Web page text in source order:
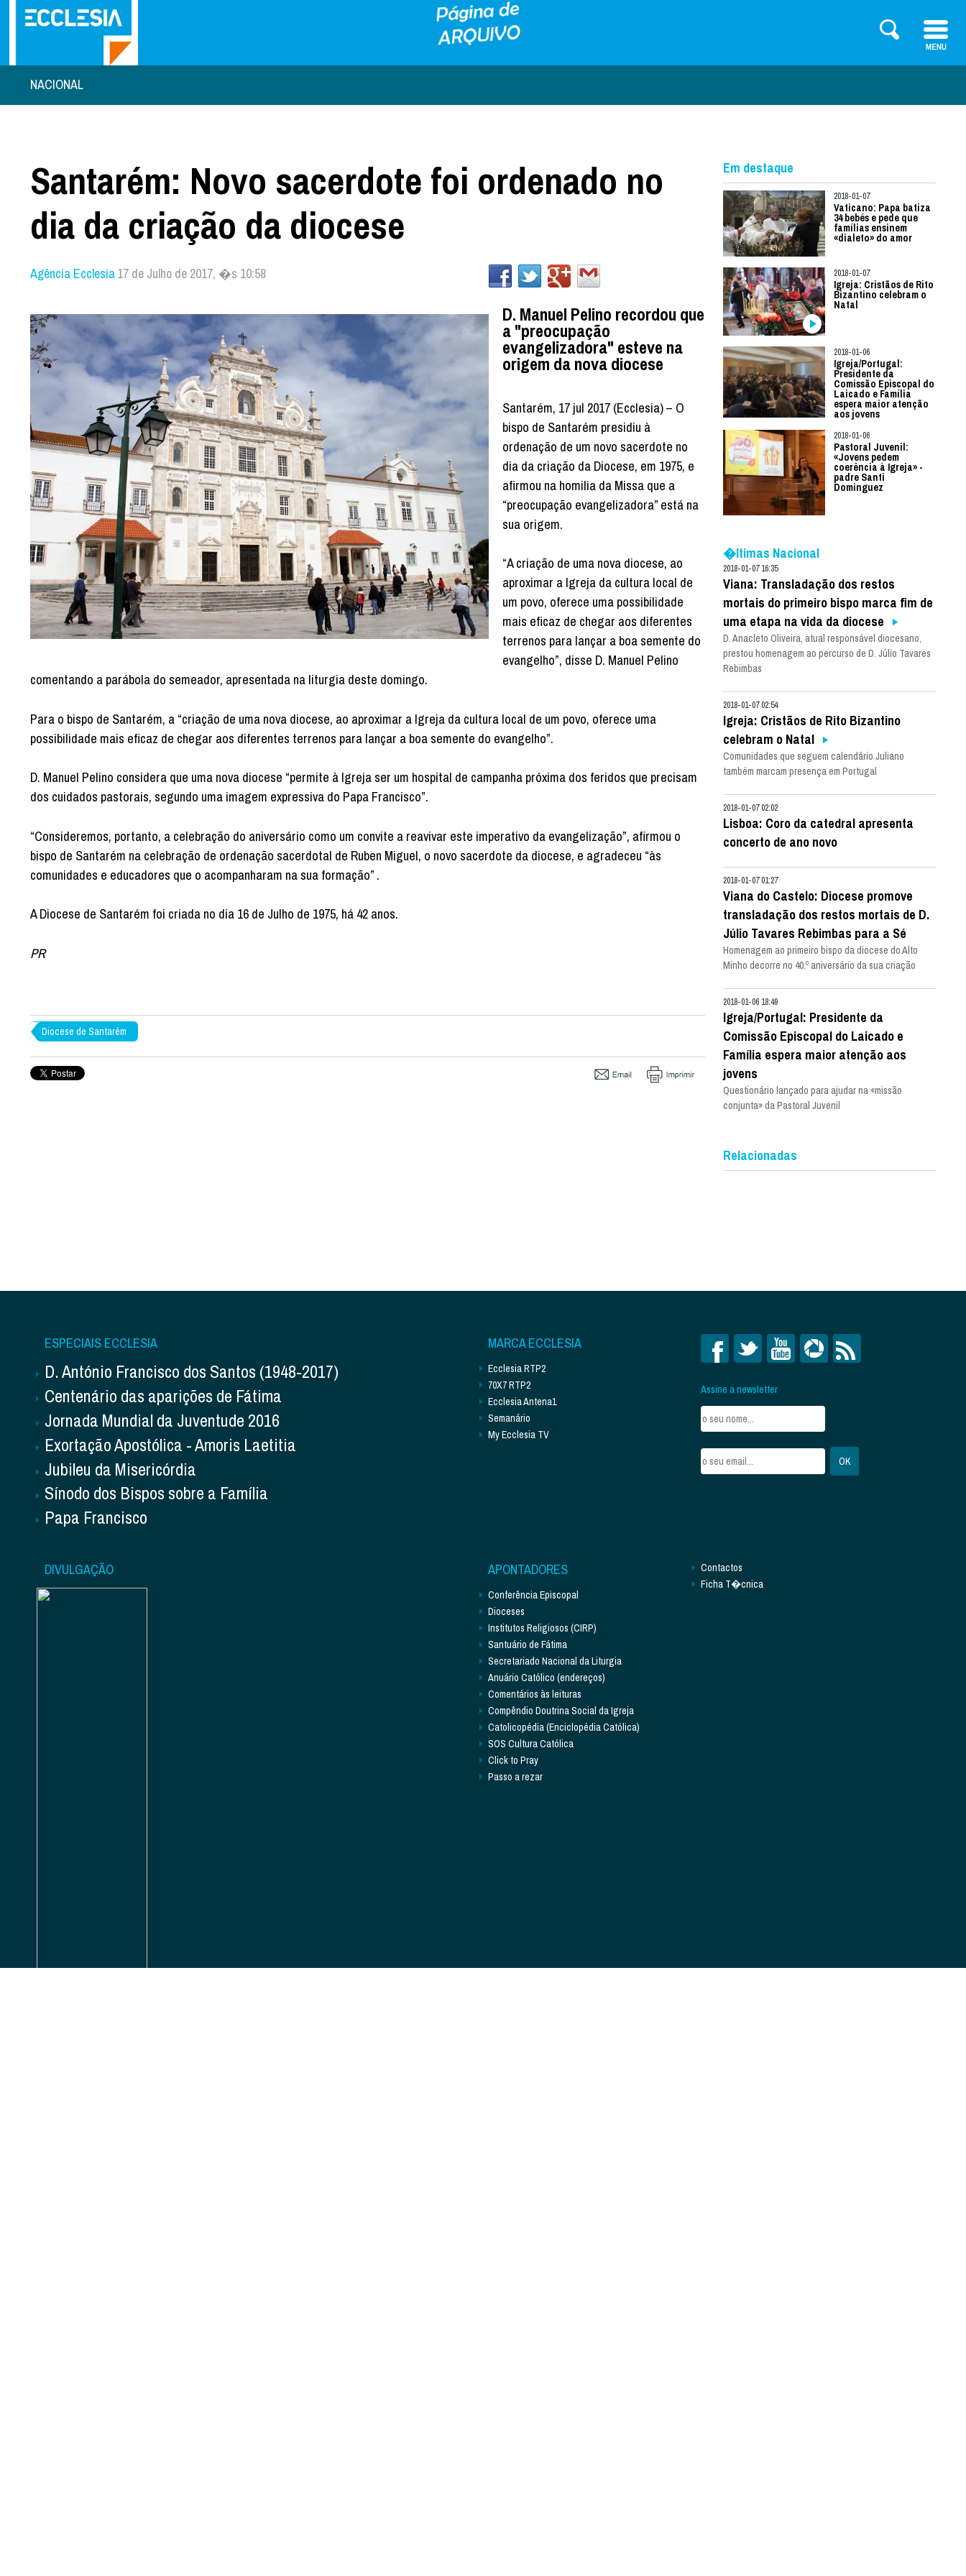
NACIONAL
Santarém: Novo sacerdote foi ordenado no
dia da criação da diocese
Agência Ecclesia17 de Julho de 2017, �s 10:58
D. Manuel Pelino recordou que
a "preocupação
evangelizadora" esteve na
origem da nova diocese
Santarém, 17 jul 2017 (Ecclesia) – O
bispo de Santarém presidiu à
ordenação de um novo sacerdote no
dia da criação da Diocese, em 1975, e
afirmou na homilia da Missa que a
“preocupação evangelizadora” está na
sua origem.
“A criação de uma nova diocese, ao
aproximar a Igreja da cultura local de
um povo, oferece uma possibilidade
mais eficaz de chegar aos diferentes
terrenos para lançar a boa semente do
evangelho”, disse D. Manuel Pelino
comentando a parábola do semeador, apresentada na liturgia deste domingo.
Para o bispo de Santarém, a “criação de uma nova diocese, ao aproximar a Igreja da cultura local de um povo, oferece uma
possibilidade mais eficaz de chegar aos diferentes terrenos para lançar a boa semente do evangelho”.
D. Manuel Pelino considera que uma nova diocese “permite à Igreja ser um hospital de campanha próxima dos feridos que precisam
dos cuidados pastorais, segundo uma imagem expressiva do Papa Francisco”.
“Consideremos, portanto, a celebração do aniversário como um convite a reavivar este imperativo da evangelização”, afirmou o
bispo de Santarém na celebração de ordenação sacerdotal de Ruben Miguel, o novo sacerdote da diocese, e agradeceu “às
comunidades e educadores que o acompanharam na sua formação” .
A Diocese de Santarém foi criada no dia 16 de Julho de 1975, há 42 anos.
PR
Diocese de Santarém
Em destaque
2018-01-07
Vaticano: Papa batiza
34 bebés e pede que
famílias ensinem
«dialeto» do amor
2018-01-07
Igreja: Cristãos de Rito
Bizantino celebram o
Natal
2018-01-06
Igreja/Portugal:
Presidente da
Comissão Episcopal do
Laicado e Família
espera maior atenção
aos jovens
2018-01-06
Pastoral Juvenil:
«Jovens pedem
coerência à Igreja» -
padre Santi
Dominguez
�ltimas Nacional
2018-01-07 16:35
Viana: Transladação dos restos
mortais do primeiro bispo marca fim de
uma etapa na vida da diocese
D. Anacleto Oliveira, atual responsável diocesano,
prestou homenagem ao percurso de D. Júlio Tavares
Rebimbas
2018-01-07 02:54
Igreja: Cristãos de Rito Bizantino
celebram o Natal
Comunidades que seguem calendário Juliano
também marcam presença em Portugal
2018-01-07 02:02
Lisboa: Coro da catedral apresenta
concerto de ano novo
2018-01-07 01:27
Viana do Castelo: Diocese promove
transladação dos restos mortais de D.
Júlio Tavares Rebimbas para a Sé
Homenagem ao primeiro bispo da diocese do Alto
Minho decorre no 40.º aniversário da sua criação
2018-01-06 18:49
Igreja/Portugal: Presidente da
Comissão Episcopal do Laicado e
Família espera maior atenção aos
jovens
Questionário lançado para ajudar na «missão
conjunta» da Pastoral Juvenil
Relacionadas
ESPECIAIS ECCLESIA
D. António Francisco dos Santos (1948-2017)
Centenário das aparições de Fátima
Jornada Mundial da Juventude 2016
Exortação Apostólica - Amoris Laetitia
Jubileu da Misericórdia
Sínodo dos Bispos sobre a Família
Papa Francisco
MARCA ECCLESIA
Ecclesia RTP2
70X7 RTP2
Ecclesia Antena1
Semanário
My Ecclesia TV
Assine a newsletter
DIVULGAÇÃO APONTADORES
Conferência Episcopal
Dioceses
Institutos Religiosos (CIRP)
Santuário de Fátima
Secretariado Nacional da Liturgia
Anuário Católico (endereços)
Comentários às leituras
Compêndio Doutrina Social da Igreja
Catolicopédia (Enciclopédia Católica)
SOS Cultura Católica
Click to Pray
Passo a rezar
Contactos
Ficha T�cnica